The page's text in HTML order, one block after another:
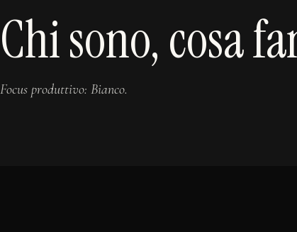
Chi sono, cosa
Focus produttivo: Bianco.